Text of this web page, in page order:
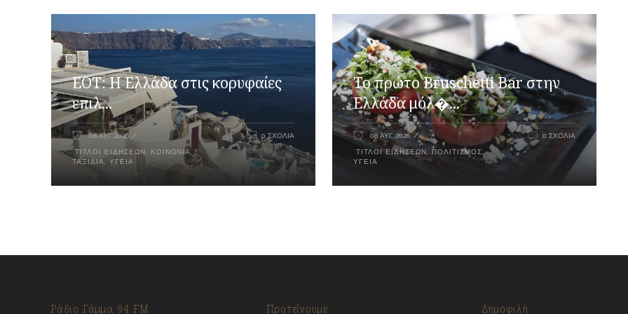
ΕΟΤ: Η Ελλάδα στις κορυφαίες
επιλ...
08 ΑΥΓ 2026
ΤΊΤΛΟΙ ΕΙΔΉΣΕΩΝ ΚΟΙΝΩΝΊΑ
ΤΑΞΊΔΙΑ
ΥΓΕΊΑ
0 ΣΧΌΛΙΑ
Το πρώτο Bruschetti Bar στην
Ελλάδα μόλ�...
08 ΑΥΓ 2026
ΤΊΤΛΟΙ ΕΙΔΉΣΕΩΝ ΠΟΛΙΤΙΣΜΌΣ ,
ΥΓΕΊΑ
0 ΣΧΌΛΙΑ
Ράδιο Γάμμα 94 FM Προτείνουμε Δημοφιλή